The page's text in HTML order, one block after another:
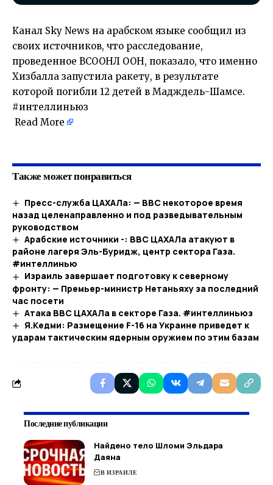
Канал Sky News на арабском языке сообщил из
своих источников, что расследование,
проведенное ВСООНЛ ООН, показало, что именно
Хизбалла запустила ракету, в результате
которой погибли 12 детей в Мадждель-Шамсе.
#интеллиньюз
Read More
Также может понравиться
Пресс-служба ЦАХАЛа: — ВВС некоторое время
назад целенаправленно и под разведывательным
руководством
Арабские источники -: ВВС ЦАХАЛа атакуют в
районе лагеря Эль-Буридж, центр сектора Газа.
#интеллинью
Израиль завершает подготовку к северному
фронту: — Премьер-министр Нетаньяху за последний
час посети
Атака ВВС ЦАХАЛа в секторе Газа. #интеллиньюз
Я.Кедми: Размещение F-16 на Украине приведет к
ударам тактическим ядерным оружием по этим базам
Последние публикации
Найдено тело Шломи Эльдара
Даяна
В ИЗРАИЛЕ